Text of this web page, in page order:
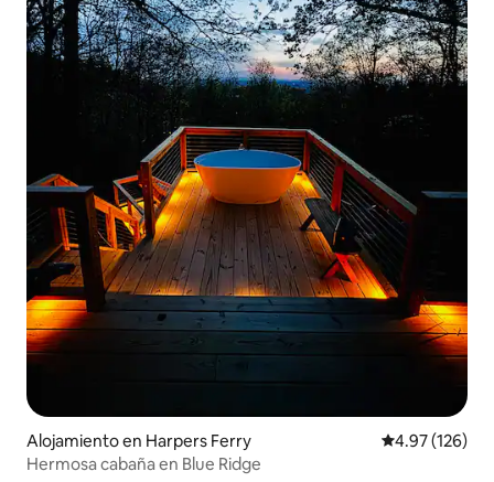
Alojamiento en Harpers Ferry Calificación
4.97 (126)
Hermosa cabaña en Blue Ridge